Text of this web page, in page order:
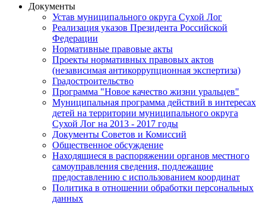
Документы
Устав муниципального округа Сухой Лог
Реализация указов Президента Российской
Федерации
Нормативные правовые акты
Проекты нормативных правовых актов
(независимая антикоррупционная экспертиза)
Градостроительство
Программа "Новое качество жизни уральцев"
Муниципальная программа действий в интересах
детей на территории муниципального округа
Сухой Лог на 2013 - 2017 годы
Документы Советов и Комиссий
Общественное обсуждение
Находящиеся в распоряжении органов местного
самоуправления сведения, подлежащие
предоставлению с использованием координат
Политика в отношении обработки персональных
данных